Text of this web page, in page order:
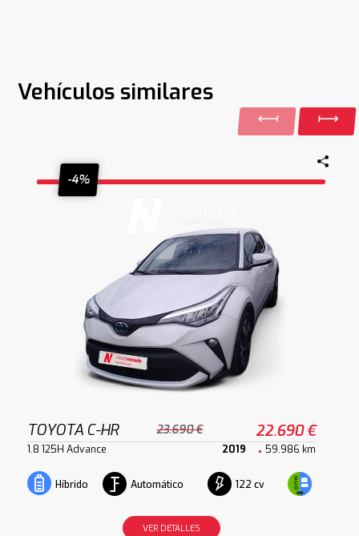
Vehículos similares
-4%
TOYOTA C-HR 23.690 € 22.690 €
1.8 125H Advance 2019 59.986 km
Híbrido Automático 122 cv
VER DETALLES